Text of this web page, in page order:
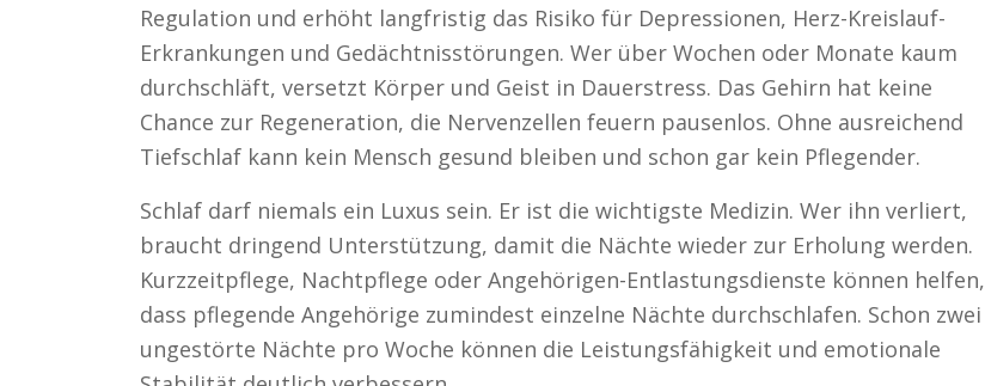
Regulation und erhöht langfristig das Risiko für Depressionen, Herz-Kreislauf-
Erkrankungen und Gedächtnisstörungen. Wer über Wochen oder Monate kaum
durchschläft, versetzt Körper und Geist in Dauerstress. Das Gehirn hat keine
Chance zur Regeneration, die Nervenzellen feuern pausenlos. Ohne ausreichend
Tiefschlaf kann kein Mensch gesund bleiben und schon gar kein Pflegender.
Schlaf darf niemals ein Luxus sein. Er ist die wichtigste Medizin. Wer ihn verliert,
braucht dringend Unterstützung, damit die Nächte wieder zur Erholung werden.
Kurzzeitpflege, Nachtpflege oder Angehörigen-Entlastungsdienste können helfen,
dass pflegende Angehörige zumindest einzelne Nächte durchschlafen. Schon zwei
ungestörte Nächte pro Woche können die Leistungsfähigkeit und emotionale